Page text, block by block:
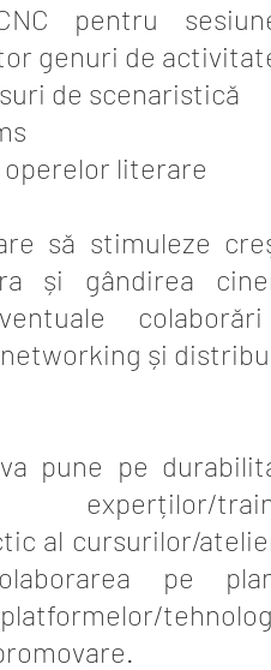
pentru
genuri de
de scenaristică
operelor literare
să stimuleze
și gândirea
și
pune pe
experților/
al cursurilor/
pe